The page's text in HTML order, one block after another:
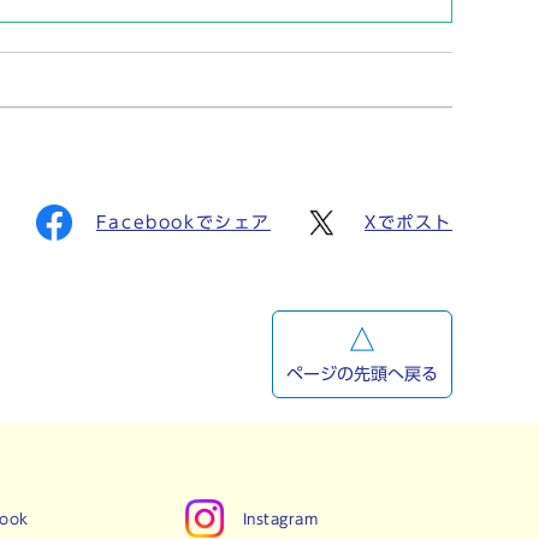
Facebookでシェア Xでポスト
ページの先頭へ戻る
Instagram